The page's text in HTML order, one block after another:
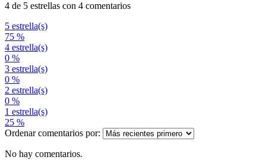
4 de 5 estrellas con 4 comentarios
5 estrella(s)
75 %
4 estrella(s)
0 %
3 estrella(s)
0 %
2 estrella(s)
0 %
1 estrella(s)
25 %
Ordenar comentarios por:
No hay comentarios.